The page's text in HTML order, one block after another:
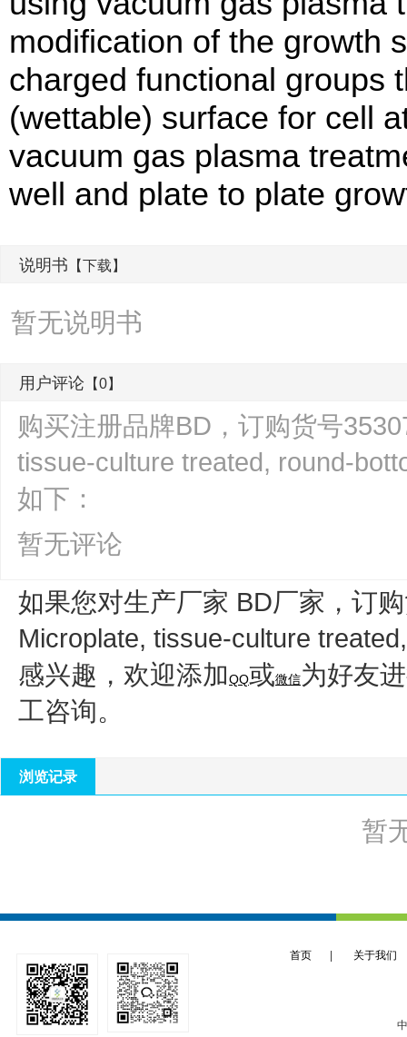
modification of the growth
charged functional groups
(wettable) surface for cell
vacuum gas plasma
well and plate to plate
说明书 【下载】
暂无说明书
用户评论 【0】
购买注册品牌BD，订购货号
tissue-culture treated, round-
如下：
暂无评论
如果您对生产厂家 BD厂家，订
Microplate, tissue-culture
感兴趣，欢迎添加QQ或微信为好友
工咨询。
浏览记录
暂
首页 关于我们